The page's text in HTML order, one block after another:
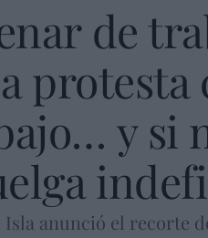
de
protesta
y si
anunció el recorte